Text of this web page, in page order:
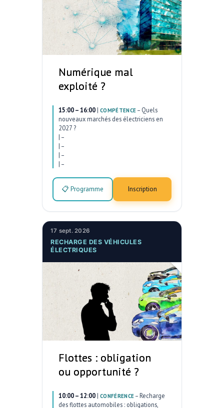
Numérique mal
exploité ?
15:00 – 16:00 | COMPÉTENCE – Quels
nouveaux marchés des électriciens en
2027 ?
| –
| –
| –
| –
📋 Programme Inscription
17 sept. 2026
RECHARGE DES VÉHICULES
ÉLECTRIQUES
Flottes : obligation
ou opportunité ?
10:00 – 12:00 | CONFÉRENCE – Recharge
des flottes automobiles : obligations,